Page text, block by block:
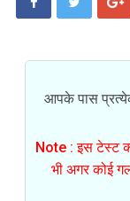
आपके पास
Note : इस टेस्ट
भी अगर कोई